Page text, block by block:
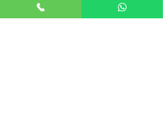
+90535-708-74-91